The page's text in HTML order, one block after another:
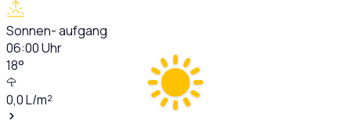
Sonnen- aufgang
06:00Uhr
18°
0,0L/m²